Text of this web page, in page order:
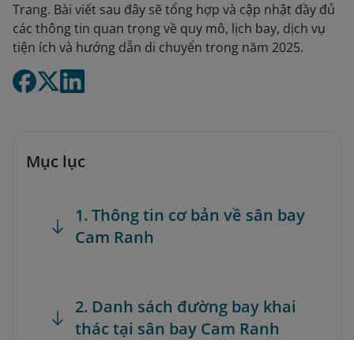
Trang. Bài viết sau đây sẽ tổng hợp và cập nhật đầy đủ
các thông tin quan trọng về quy mô, lịch bay, dịch vụ
tiện ích và hướng dẫn di chuyển trong năm 2025.
Mục lục
1. Thông tin cơ bản về sân bay
Cam Ranh
2. Danh sách đường bay khai
thác tại sân bay Cam Ranh